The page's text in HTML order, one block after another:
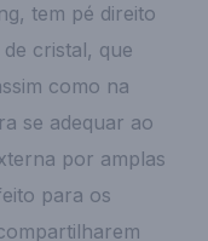
tem pé direito
cristal, que
como na
se adequar ao
por amplas
para os